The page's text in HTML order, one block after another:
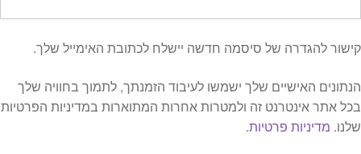
קישור להגדרה של סיסמה חדשה יישלח לכתובת האימייל שלך.
הנתונים האישיים שלך ישמשו לעיבוד הזמנתך, לתמוך בחוויה שלך
בכל אתר אינטרנט זה ולמטרות אחרות המתוארות במדיניות הפרטיות
שלנו. מדיניות פרטיות.